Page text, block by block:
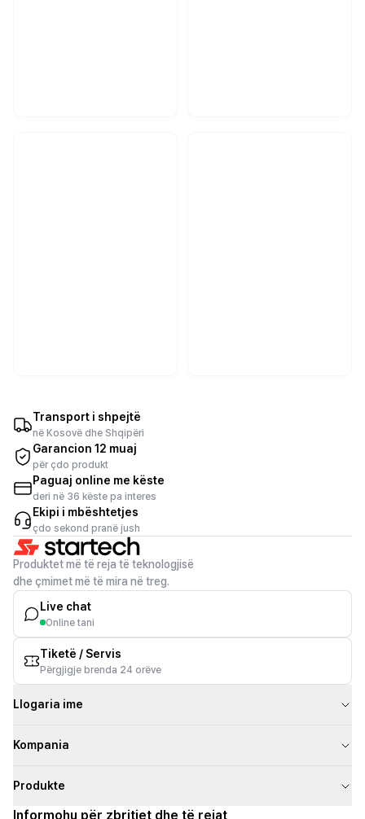
Transport i shpejtë
në Kosovë dhe Shqipëri
Garancion 12 muaj
për çdo produkt
Paguaj online me këste
deri në 36 këste pa interes
Ekipi i mbështetjes
çdo sekond pranë jush
Produktet më të reja të teknologjisë
dhe çmimet më të mira në treg.
Live chat
Online tani
Tiketë / Servis
Përgjigje brenda 24 orëve
Llogaria ime
Kompania
Produkte
Informohu për zbritjet dhe të rejat